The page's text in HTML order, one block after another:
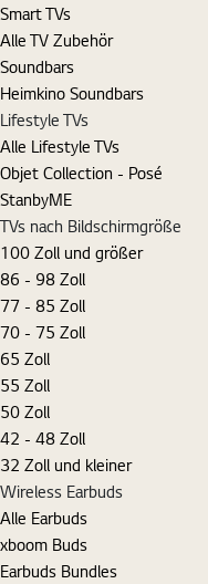
Smart TVs
Alle TV Zubehör
Soundbars
Heimkino Soundbars
Lifestyle TVs
Alle Lifestyle TVs
Objet Collection - Posé
StanbyME
TVs nach Bildschirmgröße
100 Zoll und größer
86 - 98 Zoll
77 - 85 Zoll
70 - 75 Zoll
65 Zoll
55 Zoll
50 Zoll
42 - 48 Zoll
32 Zoll und kleiner
Wireless Earbuds
Alle Earbuds
xboom Buds
Earbuds Bundles